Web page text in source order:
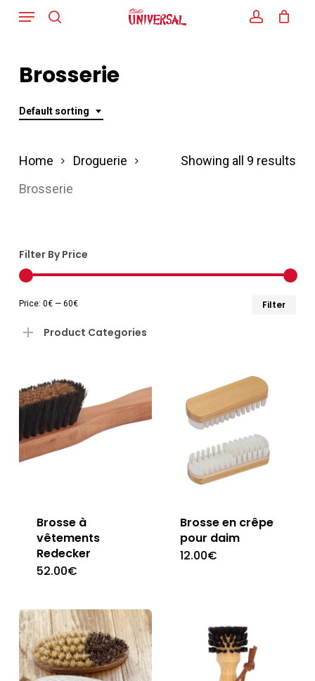
Skip
content
Menu
Brosserie
Default sorting
Showing all 9 results
Home
Droguerie
Brosserie
Filter By Price
Filter
Price: 0€— 60€
Product Categories
Brosse à
vêtements
Redecker
52.00€
Brosse en crêpe
pour daim
12.00€